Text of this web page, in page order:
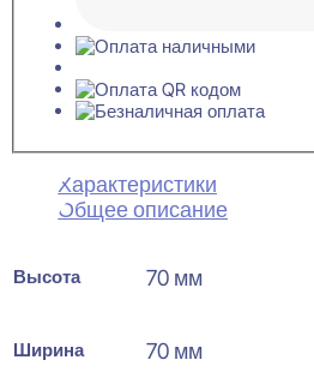
Характеристики
Общее описание
Высота 70 мм
Ширина 70 мм